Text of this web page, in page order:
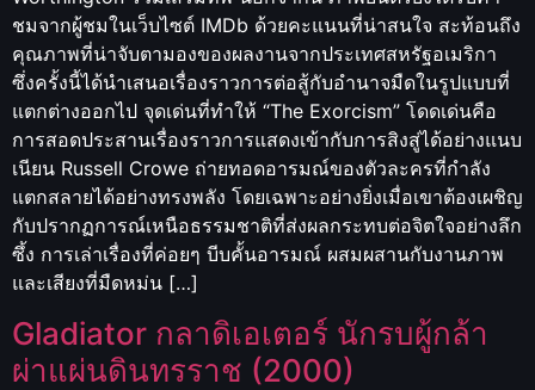
ชมจากผู้ชมในเว็บไซต์ IMDb ด้วยคะแนนที่น่าสนใจ สะท้อนถึง
คุณภาพที่น่าจับตามองของผลงานจากประเทศสหรัฐอเมริกา
ซึ่งครั้งนี้ได้นำเสนอเรื่องราวการต่อสู้กับอำนาจมืดในรูปแบบที่
แตกต่างออกไป จุดเด่นที่ทำให้ “The Exorcism” โดดเด่นคือ
การสอดประสานเรื่องราวการแสดงเข้ากับการสิงสู่ได้อย่างแนบ
เนียน Russell Crowe ถ่ายทอดอารมณ์ของตัวละครที่กำลัง
แตกสลายได้อย่างทรงพลัง โดยเฉพาะอย่างยิ่งเมื่อเขาต้องเผชิญ
กับปรากฏการณ์เหนือธรรมชาติที่ส่งผลกระทบต่อจิตใจอย่างลึก
ซึ้ง การเล่าเรื่องที่ค่อยๆ บีบคั้นอารมณ์ ผสมผสานกับงานภาพ
และเสียงที่มืดหม่น […]
Gladiator กลาดิเอเตอร์ นักรบผู้กล้า
ผ่าแผ่นดินทรราช (2000)